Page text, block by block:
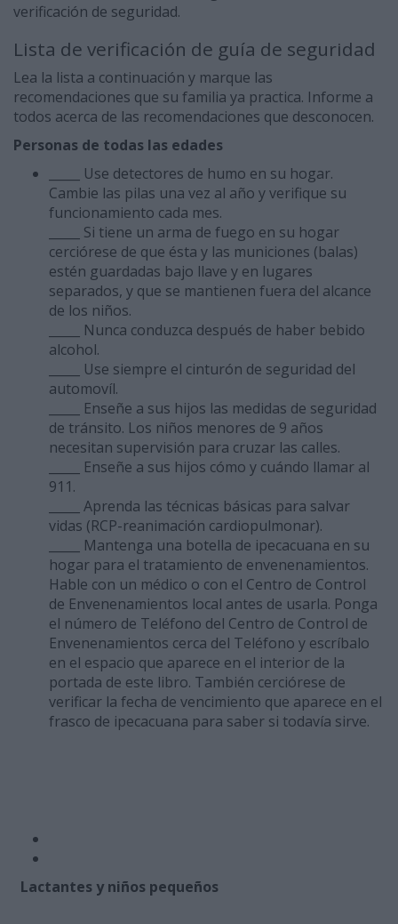
verificación de seguridad.
Lista de verificación de guía de seguridad
Lea la lista a continuación y marque las
recomendaciones que su familia ya practica. Informe a
todos acerca de las recomendaciones que desconocen.
Personas de todas las edades
_____ Use detectores de humo en su hogar.
Cambie las pilas una vez al año y verifique su
funcionamiento cada mes.
_____ Si tiene un arma de fuego en su hogar
cerciórese de que ésta y las municiones (balas)
estén guardadas bajo llave y en lugares
separados, y que se mantienen fuera del alcance
de los niños.
_____ Nunca conduzca después de haber bebido
alcohol.
_____ Use siempre el cinturón de seguridad del
automovíl.
_____ Enseñe a sus hijos las medidas de seguridad
de tránsito. Los niños menores de 9 años
necesitan supervisión para cruzar las calles.
_____ Enseñe a sus hijos cómo y cuándo llamar al
911.
_____ Aprenda las técnicas básicas para salvar
vidas (RCP-reanimación cardiopulmonar).
_____ Mantenga una botella de ipecacuana en su
hogar para el tratamiento de envenenamientos.
Hable con un médico o con el Centro de Control
de Envenenamientos local antes de usarla. Ponga
el número de Teléfono del Centro de Control de
Envenenamientos cerca del Teléfono y escríbalo
en el espacio que aparece en el interior de la
portada de este libro. También cerciórese de
verificar la fecha de vencimiento que aparece en el
frasco de ipecacuana para saber si todavía sirve.
Lactantes y niños pequeños